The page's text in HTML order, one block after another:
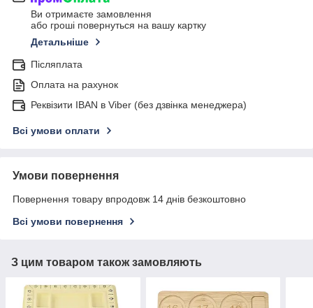
Ви отримаєте замовлення
або гроші повернуться на вашу картку
Детальніше
Післяплата
Оплата на рахунок
Реквізити IBAN в Viber (без дзвінка менеджера)
Всі умови оплати
Умови повернення
Повернення товару впродовж 14 днів безкоштовно
Всі умови повернення
З цим товаром також замовляють